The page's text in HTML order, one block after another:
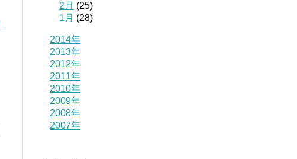
2月 (25)
1月 (28)
2014年
2013年
2012年
2011年
2010年
2009年
2008年
2007年